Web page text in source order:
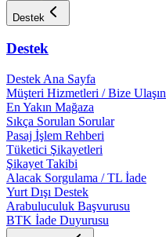
Destek
Destek
Destek Ana Sayfa
Müşteri Hizmetleri / Bize Ulaşın
En Yakın Mağaza
Sıkça Sorulan Sorular
Pasaj İşlem Rehberi
Tüketici Şikayetleri
Şikayet Takibi
Alacak Sorgulama / TL İade
Yurt Dışı Destek
Arabuluculuk Başvurusu
BTK İade Duyurusu